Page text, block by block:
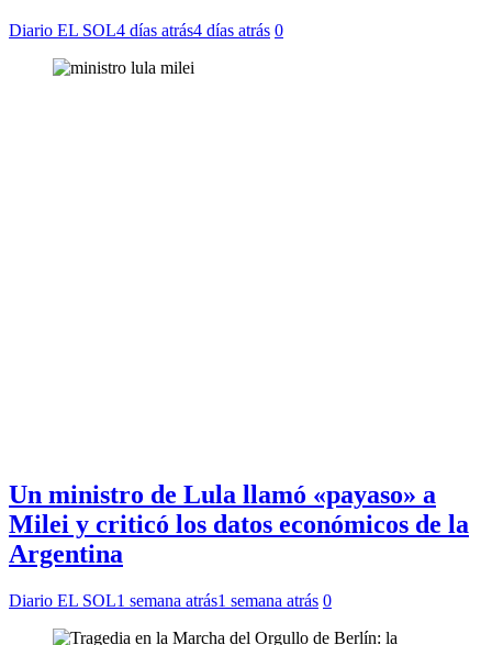
Diario EL SOL4 días atrás4 días atrás 0
Un ministro de Lula llamó «payaso» a
Milei y criticó los datos económicos de la
Argentina
Diario EL SOL1 semana atrás1 semana atrás 0